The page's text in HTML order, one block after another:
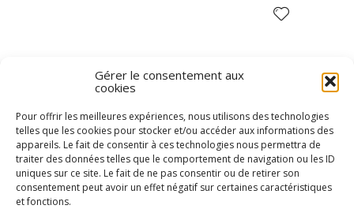
Gérer le consentement aux
cookies
Pour offrir les meilleures expériences, nous utilisons des technologies
telles que les cookies pour stocker et/ou accéder aux informations des
appareils. Le fait de consentir à ces technologies nous permettra de
traiter des données telles que le comportement de navigation ou les ID
uniques sur ce site. Le fait de ne pas consentir ou de retirer son
consentement peut avoir un effet négatif sur certaines caractéristiques
et fonctions.
@2015-2026 Chemin Faisant c3c